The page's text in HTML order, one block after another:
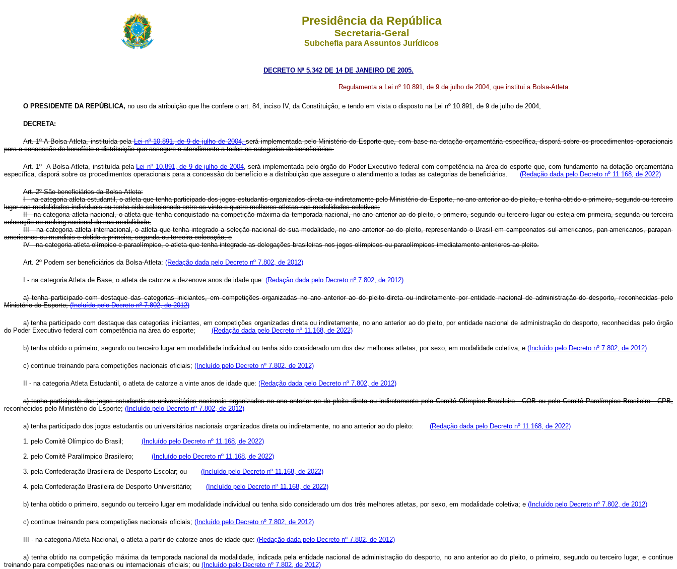
Presidência da República
Secretaria-Geral
Subchefia para Assuntos Jurídicos
DECRETO Nº 5.342 DE 14 DE JANEIRO DE 2005.
Regulamenta a Lei nº 10.891, de 9 de julho de 2004, que institui a Bolsa-Atleta.
O PRESIDENTE DA REPÚBLICA, no uso da atribuição que lhe confere o art. 84, inciso IV, da Constituição, e tendo em vista o disposto na Lei nº 10.891, de 9 de julho de 2004,
DECRETA:
Art. 1º A Bolsa-Atleta, instituída pelaLei nº 10.891, de 9 de julho de 2004,será implementada pelo Ministério do Esporte que, com base na dotação orçamentária específica, disporá sobre os procedimentos operacionais
para a concessão do benefício e distribuição que assegure o atendimento a todas as categorias de beneficiários.
Art. 1º A Bolsa-Atleta, instituída pela Lei nº 10.891, de 9 de julho de 2004, será implementada pelo órgão do Poder Executivo federal com competência na área do esporte que, com fundamento na dotação orçamentária
específica, disporá sobre os procedimentos operacionais para a concessão do benefício e a distribuição que assegure o atendimento a todas as categorias de beneficiários. (Redação dada pelo Decreto nº 11.168, de 2022)
Art. 2º São beneficiários da Bolsa-Atleta:
I - na categoria atleta estudantil, o atleta que tenha participado dos jogos estudantis organizados direta ou indiretamente pelo Ministério do Esporte, no ano anterior ao do pleito, e tenha obtido o primeiro, segundo ou terceiro
lugar nas modalidades individuais ou tenha sido selecionado entre os vinte e quatro melhores atletas nas modalidades coletivas;
II - na categoria atleta nacional, o atleta que tenha conquistado na competição máxima da temporada nacional, no ano anterior ao do pleito, o primeiro, segundo ou terceiro lugar ou esteja em primeira, segunda ou terceira
colocação no ranking nacional de sua modalidade;
III - na categoria atleta internacional, o atleta que tenha integrado a seleção nacional de sua modalidade, no ano anterior ao do pleito, representando o Brasil em campeonatos sul-americanos, pan-americanos, parapan-
americanos ou mundiais e obtido a primeira, segunda ou terceira colocação; e
IV - na categoria atleta olímpico e paraolímpico, o atleta que tenha integrado as delegações brasileiras nos jogos olímpicos ou paraolímpicos imediatamente anteriores ao pleito.
Art. 2º Podem ser beneficiários da Bolsa-Atleta: (Redação dada pelo Decreto nº 7.802, de 2012)
I - na categoria Atleta de Base, o atleta de catorze a dezenove anos de idade que: (Redação dada pelo Decreto nº 7.802, de 2012)
a) tenha participado com destaque das categorias iniciantes, em competições organizadas no ano anterior ao do pleito direta ou indiretamente por entidade nacional de administração do desporto, reconhecidas pelo
Ministério do Esporte;(Incluído pelo Decreto nº 7.802, de 2012)
a) tenha participado com destaque das categorias iniciantes, em competições organizadas direta ou indiretamente, no ano anterior ao do pleito, por entidade nacional de administração do desporto, reconhecidas pelo órgão
do Poder Executivo federal com competência na área do esporte; (Redação dada pelo Decreto nº 11.168, de 2022)
b) tenha obtido o primeiro, segundo ou terceiro lugar em modalidade individual ou tenha sido considerado um dos dez melhores atletas, por sexo, em modalidade coletiva; e (Incluído pelo Decreto nº 7.802, de 2012)
c) continue treinando para competições nacionais oficiais; (Incluído pelo Decreto nº 7.802, de 2012)
II - na categoria Atleta Estudantil, o atleta de catorze a vinte anos de idade que: (Redação dada pelo Decreto nº 7.802, de 2012)
a) tenha participado dos jogos estudantis ou universitários nacionais organizados no ano anterior ao do pleito direta ou indiretamente pelo Comitê Olímpico Brasileiro - COB ou pelo Comitê Paralímpico Brasileiro - CPB,
reconhecidos pelo Ministério do Esporte;(Incluído pelo Decreto nº 7.802, de 2012)
a) tenha participado dos jogos estudantis ou universitários nacionais organizados direta ou indiretamente, no ano anterior ao do pleito: (Redação dada pelo Decreto nº 11.168, de 2022)
1. pelo Comitê Olímpico do Brasil; (Incluído pelo Decreto nº 11.168, de 2022)
2. pelo Comitê Paralímpico Brasileiro; (Incluído pelo Decreto nº 11.168, de 2022)
3. pela Confederação Brasileira de Desporto Escolar; ou (Incluído pelo Decreto nº 11.168, de 2022)
4. pela Confederação Brasileira de Desporto Universitário; (Incluído pelo Decreto nº 11.168, de 2022)
b) tenha obtido o primeiro, segundo ou terceiro lugar em modalidade individual ou tenha sido considerado um dos três melhores atletas, por sexo, em modalidade coletiva; e (Incluído pelo Decreto nº 7.802, de 2012)
c) continue treinando para competições nacionais oficiais; (Incluído pelo Decreto nº 7.802, de 2012)
III - na categoria Atleta Nacional, o atleta a partir de catorze anos de idade que: (Redação dada pelo Decreto nº 7.802, de 2012)
a) tenha obtido na competição máxima da temporada nacional da modalidade, indicada pela entidade nacional de administração do desporto, no ano anterior ao do pleito, o primeiro, segundo ou terceiro lugar, e continue
treinando para competições nacionais ou internacionais oficiais; ou (Incluído pelo Decreto nº 7.802, de 2012)